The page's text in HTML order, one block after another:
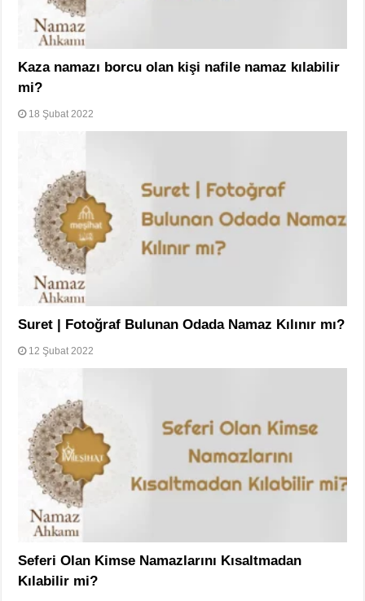
Kaza namazı borcu olan kişi nafile namaz kılabilir
mi?
18 Şubat 2022
Suret | Fotoğraf Bulunan Odada Namaz Kılınır mı?
12 Şubat 2022
Seferi Olan Kimse Namazlarını Kısaltmadan
Kılabilir mi?